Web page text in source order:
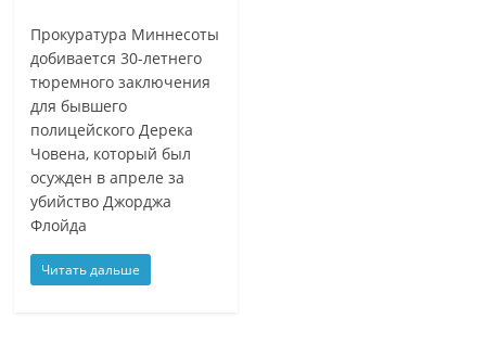
Прокуратура Миннесоты
добивается 30-летнего
тюремного заключения
для бывшего
полицейского Дерека
Човена, который был
осужден в апреле за
убийство Джорджа
Флойда
Читать дальше